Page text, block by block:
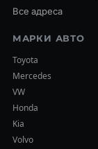
Все адреса
МАРКИ АВТО
Toyota
Mercedes
VW
Honda
Kia
Volvo